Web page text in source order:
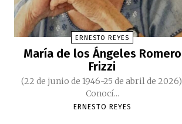
ERNESTO REYES
María de los Ángeles Romero
Frizzi
(22 de junio de 1946-25 de abril de 2026)
Conocí...
ERNESTO REYES